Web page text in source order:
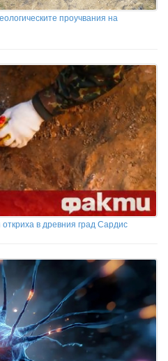
проучвания на
в древния град Сардис